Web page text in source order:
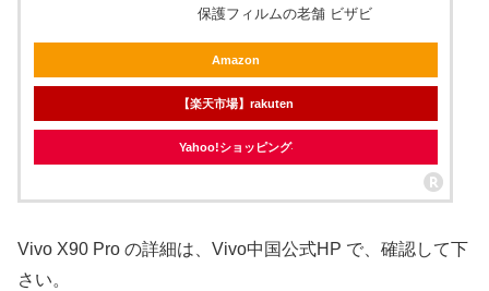
保護フィルムの老舗 ビザビ
Amazon
【楽天市場】rakuten
Yahoo!ショッピング
Vivo X90 Pro の詳細は、Vivo中国公式HP で、確認して下
さい。